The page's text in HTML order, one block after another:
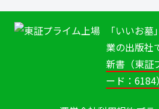
「いいお
業の出版社
新書（東証
ード：6184）